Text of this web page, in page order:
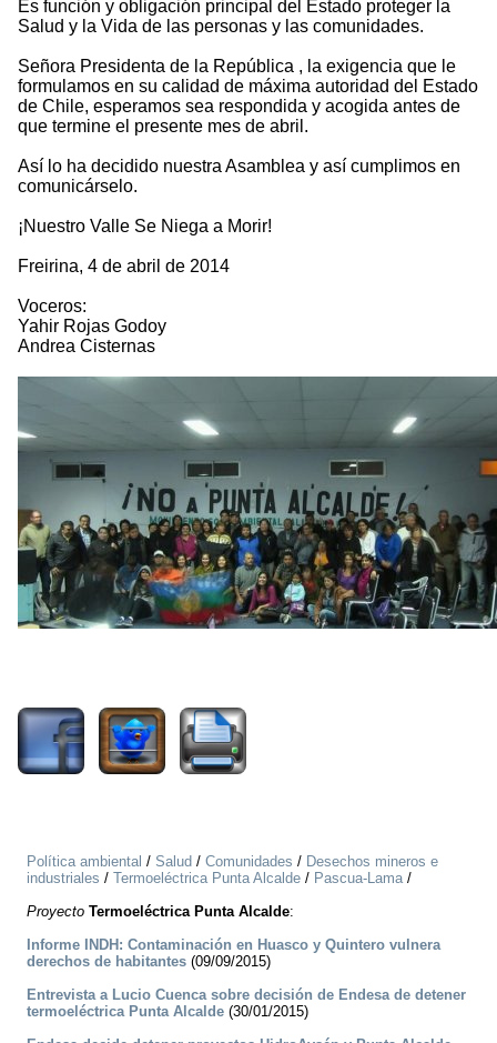
Es función y obligación principal del Estado proteger la
Salud y la Vida de las personas y las comunidades.
Señora Presidenta de la República , la exigencia que le
formulamos en su calidad de máxima autoridad del Estado
de Chile, esperamos sea respondida y acogida antes de
que termine el presente mes de abril.
Así lo ha decidido nuestra Asamblea y así cumplimos en
comunicárselo.
¡Nuestro Valle Se Niega a Morir!
Freirina, 4 de abril de 2014
Voceros:
Yahir Rojas Godoy
Andrea Cisternas
Política ambiental / Salud / Comunidades / Desechos mineros e
industriales / Termoeléctrica Punta Alcalde / Pascua-Lama/
Proyecto Termoeléctrica Punta Alcalde:
Informe INDH: Contaminación en Huasco y Quintero vulnera
derechos de habitantes (09/09/2015)
Entrevista a Lucio Cuenca sobre decisión de Endesa de detener
termoeléctrica Punta Alcalde (30/01/2015)